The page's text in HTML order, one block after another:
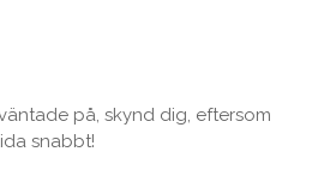
på, skynd dig, eftersom
snabbt!